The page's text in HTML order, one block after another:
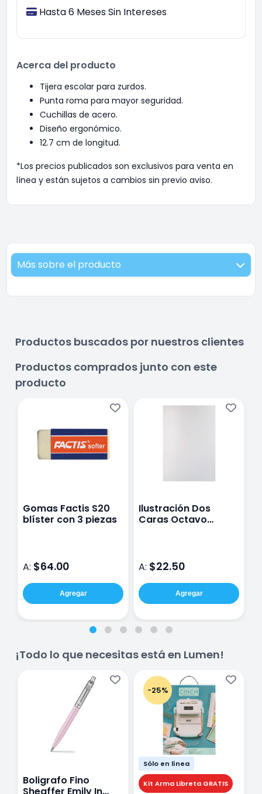
Hasta 6 Meses Sin Intereses
Acerca del producto
Tijera escolar para zurdos.
Punta roma para mayor seguridad.
Cuchillas de acero.
Diseño ergonómico.
12.7 cm de longitud.
*Los precios publicados son exclusivos para venta en
línea y están sujetos a cambios sin previo aviso.
Más sobre el producto
Productos buscados por nuestros clientes
Productos comprados junto con este
producto
Gomas Factis S20
blíster con 3 piezas
A: $64.00
Agregar
Ilustración Dos
Caras Octavo
A: $22.50
Agregar
¡Todo lo que necesitas está en Lumen!
Boligrafo Fino
-25%
Sólo en línea
Kit Arma Libreta GRATIS